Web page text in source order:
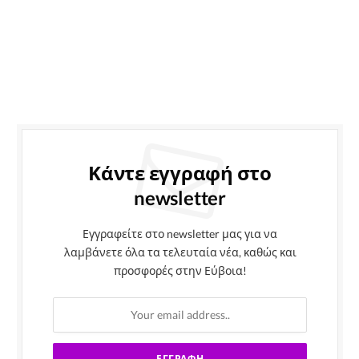
Κάντε εγγραφή στο
newsletter
Εγγραφείτε στο newsletter μας για να
λαμβάνετε όλα τα τελευταία νέα, καθώς και
προσφορές στην Εύβοια!